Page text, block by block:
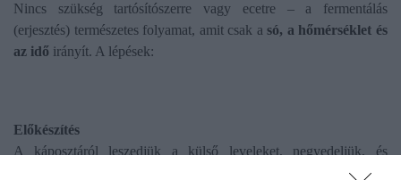
Nincs szükség tartósítószerre vagy ecetre – a fermentálás
(erjesztés) természetes folyamat, amit csak asó, a hőmérséklet és
az idő irányít. A lépések:
Előkészítés
A káposztáról leszedjük a külső leveleket, negyedeljük, és